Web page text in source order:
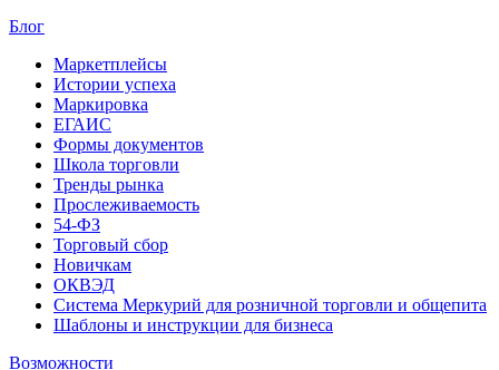
Блог
Маркетплейсы
Истории успеха
Маркировка
ЕГАИС
Формы документов
Школа торговли
Тренды рынка
Прослеживаемость
54-ФЗ
Торговый сбор
Новичкам
ОКВЭД
Система Меркурий для розничной торговли и общепита
Шаблоны и инструкции для бизнеса
Возможности